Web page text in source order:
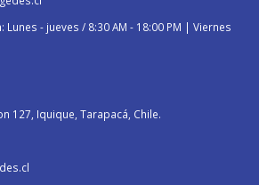
Lunes - jueves / 8:30 AM - 18:00 PM | Viernes
127, Iquique, Tarapacá, Chile.